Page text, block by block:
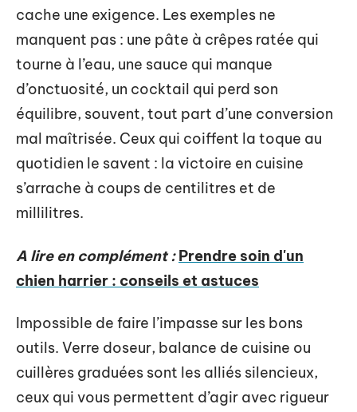
cache une exigence. Les exemples ne
manquent pas : une pâte à crêpes ratée qui
tourne à l’eau, une sauce qui manque
d’onctuosité, un cocktail qui perd son
équilibre, souvent, tout part d’une conversion
mal maîtrisée. Ceux qui coiffent la toque au
quotidien le savent : la victoire en cuisine
s’arrache à coups de centilitres et de
millilitres.
A lire en complément : Prendre soin d'un
chien harrier : conseils et astuces
Impossible de faire l’impasse sur les bons
outils. Verre doseur, balance de cuisine ou
cuillères graduées sont les alliés silencieux,
ceux qui vous permettent d’agir avec rigueur